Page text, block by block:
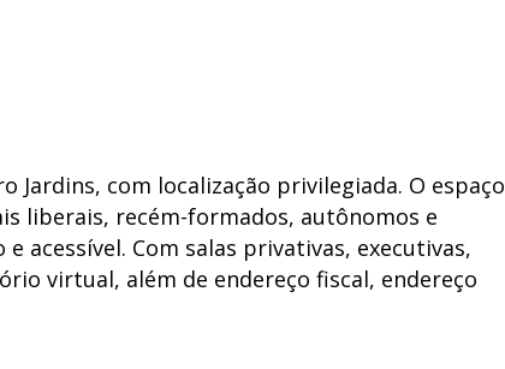
Jardins, com localização privilegiada. O espaço
liberais, recém-formados, autônomos e
acessível. Com salas privativas, executivas,
virtual, além de endereço fiscal, endereço